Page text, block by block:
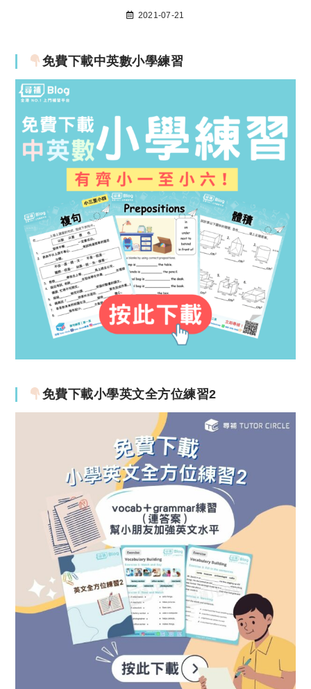
2021-07-21
免費下載中英數小學練習
免費下載小學英文全方位練習2